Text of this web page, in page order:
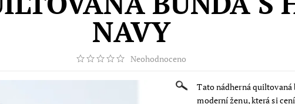
NAVY
Neohodnoceno
Tato nádherná
moderní ženu, která si